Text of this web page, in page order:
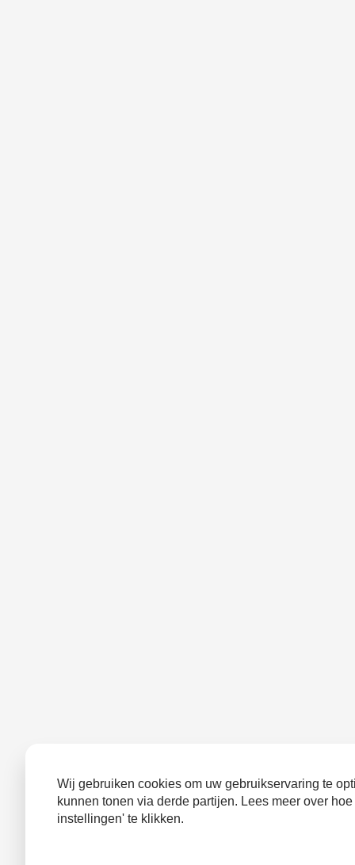
Wij gebruiken cookies om uw gebruikservaring te
kunnen tonen via derde partijen. Lees meer over
instellingen' te klikken.